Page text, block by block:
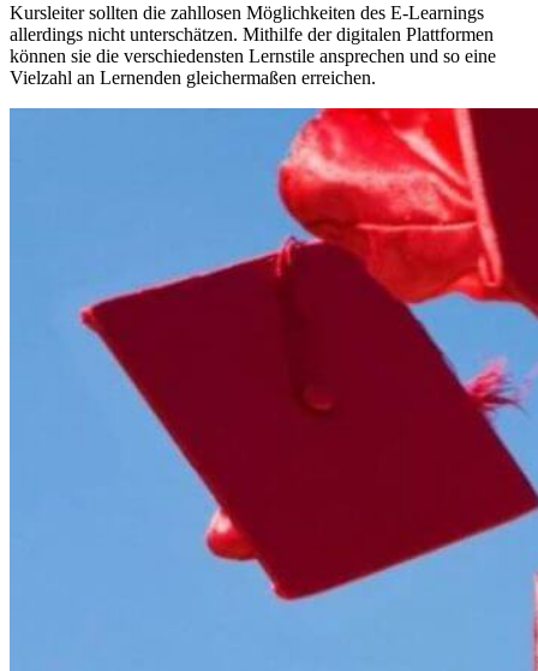
Kursleiter sollten die zahllosen Möglichkeiten des E-Learnings
allerdings nicht unterschätzen. Mithilfe der digitalen Plattformen
können sie die verschiedensten Lernstile ansprechen und so eine
Vielzahl an Lernenden gleichermaßen erreichen.